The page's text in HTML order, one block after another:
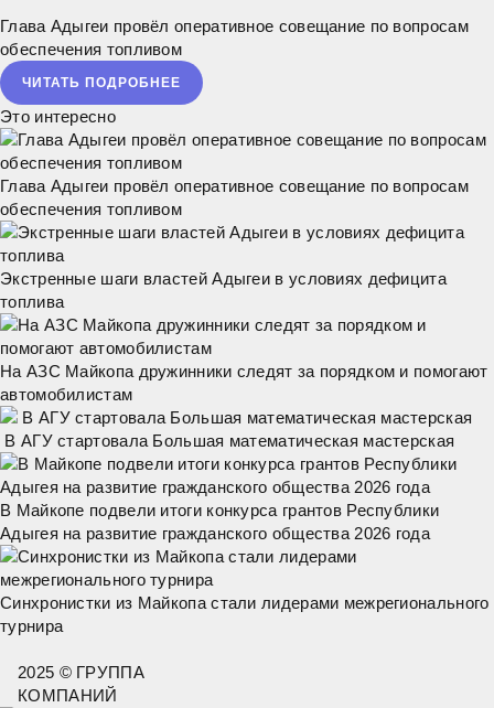
Глава Адыгеи провёл оперативное совещание по вопросам
обеспечения топливом
ЧИТАТЬ ПОДРОБНЕЕ
Это интересно
Глава Адыгеи провёл оперативное совещание по вопросам
обеспечения топливом
Экстренные шаги властей Адыгеи в условиях дефицита
топлива
На АЗС Майкопа дружинники следят за порядком и помогают
автомобилистам
В АГУ стартовала Большая математическая мастерская
В Майкопе подвели итоги конкурса грантов Республики
Адыгея на развитие гражданского общества 2026 года
Синхронистки из Майкопа стали лидерами межрегионального
турнира
2025 © ГРУППА
КОМПАНИЙ